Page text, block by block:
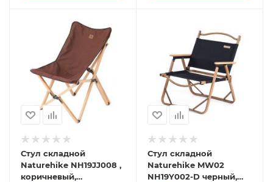
Стул складной
Naturehike NH19JJ008 ,
коричневый,
Стул складной
Naturehike MW02
NH19Y002-D черный,